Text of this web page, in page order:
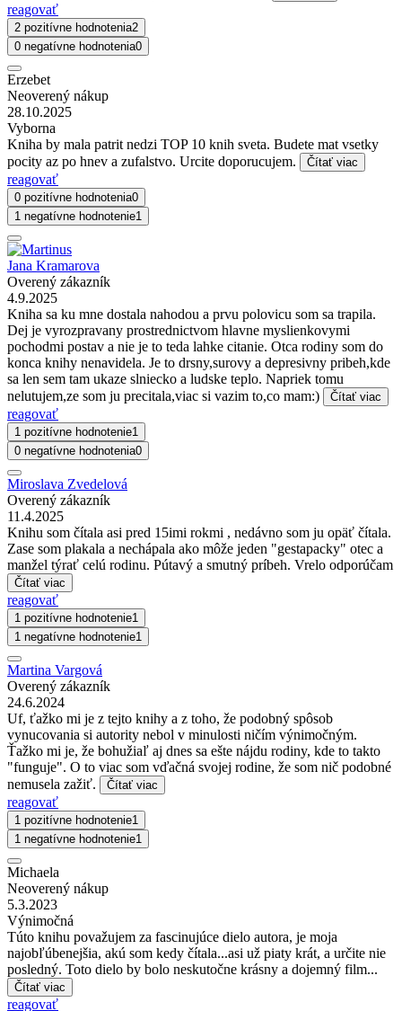
reagovať
2 pozitívne hodnotenia2
0 negatívne hodnotenia0
Erzebet
Neoverený nákup
28.10.2025
Vyborna
Kniha by mala patrit nedzi TOP 10 knih sveta. Budete mat vsetky
pocity az po hnev a zufalstvo. Urcite doporucujem.
Čítať viac
reagovať
0 pozitívne hodnotenia0
1 negatívne hodnotenie1
Jana Kramarova
Overený zákazník
4.9.2025
Kniha sa ku mne dostala nahodou a prvu polovicu som sa trapila.
Dej je vyrozpravany prostrednictvom hlavne myslienkovymi
pochodmi postav a nie je to teda lahke citanie. Otca rodiny som do
konca knihy nenavidela. Je to drsny,surovy a depresivny pribeh,kde
sa len sem tam ukaze slniecko a ludske teplo. Napriek tomu
nelutujem,ze som ju precitala,viac si vazim to,co mam:)
Čítať viac
reagovať
1 pozitívne hodnotenie1
0 negatívne hodnotenia0
Miroslava Zvedelová
Overený zákazník
11.4.2025
Knihu som čítala asi pred 15imi rokmi , nedávno som ju opäť čítala.
Zase som plakala a nechápala ako môže jeden "gestapacky" otec a
manžel týrať celú rodinu. Pútavý a smutný príbeh. Vrelo odporúčam
Čítať viac
reagovať
1 pozitívne hodnotenie1
1 negatívne hodnotenie1
Martina Vargová
Overený zákazník
24.6.2024
Uf, ťažko mi je z tejto knihy a z toho, že podobný spôsob
vynucovania si autority nebol v minulosti ničím výnimočným.
Ťažko mi je, že bohužiaľ aj dnes sa ešte nájdu rodiny, kde to takto
"funguje". O to viac som vďačná svojej rodine, že som nič podobné
nemusela zažiť.
Čítať viac
reagovať
1 pozitívne hodnotenie1
1 negatívne hodnotenie1
Michaela
Neoverený nákup
5.3.2023
Výnimočná
Túto knihu považujem za fascinujúce dielo autora, je moja
najobľúbenejšia, akú som kedy čítala...asi už piaty krát, a určite nie
posledný. Toto dielo by bolo neskutočne krásny a dojemný film...
Čítať viac
reagovať